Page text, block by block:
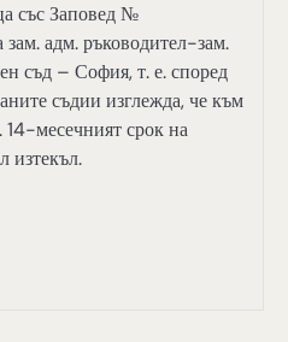
със Заповед №
адм. ръководител-зам.
съд – София, т. е. според
съдии изглежда, че към
месечният срок на
изтекъл.